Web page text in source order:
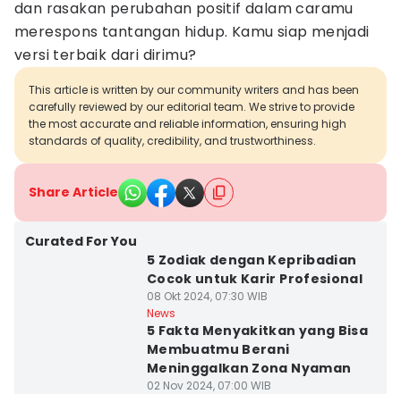
dan rasakan perubahan positif dalam caramu
merespons tantangan hidup. Kamu siap menjadi
versi terbaik dari dirimu?
This article is written by our community writers and has been
carefully reviewed by our editorial team. We strive to provide
the most accurate and reliable information, ensuring high
standards of quality, credibility, and trustworthiness.
Share Article
Curated For You
5 Zodiak dengan Kepribadian
Cocok untuk Karir Profesional
08 Okt 2024, 07:30 WIB
News
5 Fakta Menyakitkan yang Bisa
Membuatmu Berani
Meninggalkan Zona Nyaman
02 Nov 2024, 07:00 WIB